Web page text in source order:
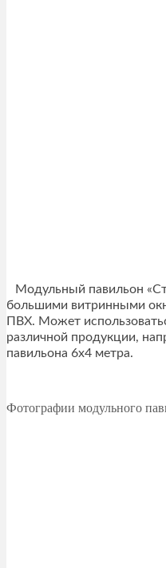
Модульный павильон
большими витринными
ПВХ. Может
различной продукции,
павильона 6х4 метра.
Фотографии модульного